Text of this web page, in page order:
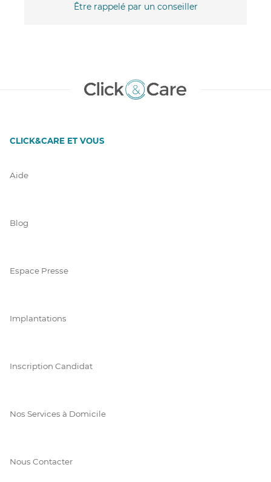
Être rappelé par un conseiller
CLICK&CARE ET VOUS
Aide
Blog
Espace Presse
Implantations
Inscription Candidat
Nos Services à Domicile
Nous Contacter